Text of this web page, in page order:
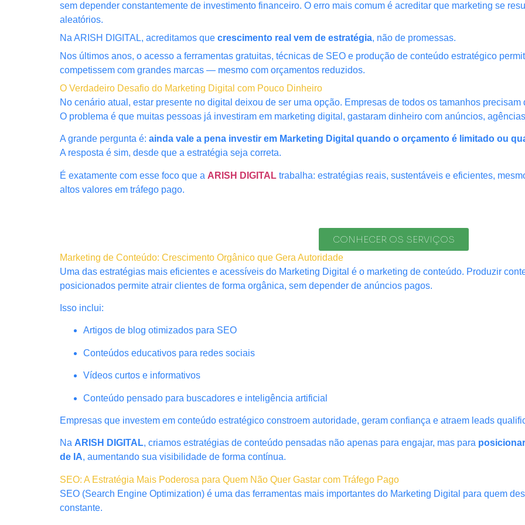
sem depender constantemente de investimento financeiro. O erro mais comum é acreditar que marketing se
aleatórios.
Na ARISH DIGITAL, acreditamos que crescimento real vem de estratégia, não de promessas.
Nos últimos anos, o acesso a ferramentas gratuitas, técnicas de SEO e produção de conteúdo estratégico
competissem com grandes marcas — mesmo com orçamentos reduzidos.
O Verdadeiro Desafio do Marketing Digital com Pouco Dinheiro
No cenário atual, estar presente no digital deixou de ser uma opção. Empresas de todos os tamanhos
O problema é que muitas pessoas já investiram em marketing digital, gastaram dinheiro com anúncios,
A grande pergunta é: ainda vale a pena investir em Marketing Digital quando o orçamento é limitado ou
A resposta é sim, desde que a estratégia seja correta.
É exatamente com esse foco que a ARISH DIGITAL trabalha: estratégias reais, sustentáveis e eficientes,
altos valores em tráfego pago.
CONHECER OS SERVIÇOS
Marketing de Conteúdo: Crescimento Orgânico que Gera Autoridade
Uma das estratégias mais eficientes e acessíveis do Marketing Digital é o marketing de conteúdo. Produzir
posicionados permite atrair clientes de forma orgânica, sem depender de anúncios pagos.
Isso inclui:
Artigos de blog otimizados para SEO
Conteúdos educativos para redes sociais
Vídeos curtos e informativos
Conteúdo pensado para buscadores e inteligência artificial
Empresas que investem em conteúdo estratégico constroem autoridade, geram confiança e atraem leads
Na ARISH DIGITAL, criamos estratégias de conteúdo pensadas não apenas para engajar, mas para
de IA, aumentando sua visibilidade de forma contínua.
SEO: A Estratégia Mais Poderosa para Quem Não Quer Gastar com Tráfego Pago
SEO (Search Engine Optimization) é uma das ferramentas mais importantes do Marketing Digital para quem
constante.